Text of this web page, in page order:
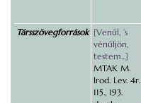
Társszövegforrások [Venűl, ’s
vénűljön,
testem...]
MTAK M.
Irod. Lev. 4r.
115., 193.